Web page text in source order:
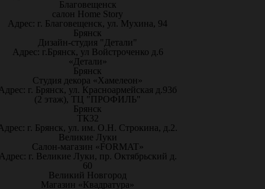
Благовещенск
салон Home Story
Адрес: г. Благовещенск, ул. Мухина, 94
Брянск
Дизайн-студия "Детали"
Адрес: г.Брянск, ул Войстроченко д.6
«Детали»
Брянск
Студия декора «Хамелеон»
г. Брянск, ул. Красноармейская д.93б
(2 этаж), ТЦ "ПРОФИЛЬ"
Брянск
ТК32
г. Брянск, ул. им. О.Н. Строкина, д.2.
Великие Луки
Салон-магазин «FORMAT»
г. Великие Луки, пр. Октябрьский д.
60
Великий Новгород
Магазин «Квадратура»